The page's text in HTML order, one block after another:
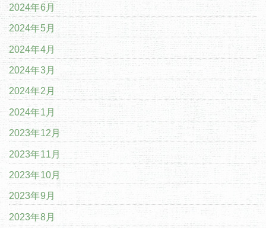
2024年6月
2024年5月
2024年4月
2024年3月
2024年2月
2024年1月
2023年12月
2023年11月
2023年10月
2023年9月
2023年8月